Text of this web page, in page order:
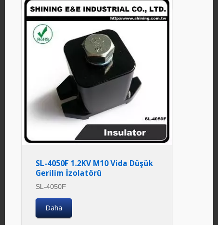
SL-4050F 1.2KV M10 Vida Düşük
Gerilim İzolatörü
SL-4050F
Daha